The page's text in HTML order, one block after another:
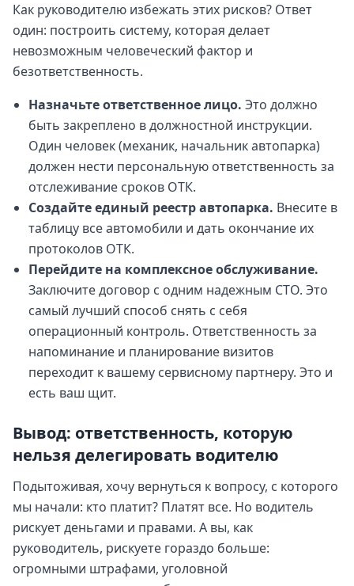
Как руководителю избежать этих рисков? Ответ
один: построить систему, которая делает
невозможным человеческий фактор и
безответственность.
Назначьте ответственное лицо. Это должно
быть закреплено в должностной инструкции.
Один человек (механик, начальник автопарка)
должен нести персональную ответственность за
отслеживание сроков ОТК.
Создайте единый реестр автопарка. Внесите в
таблицу все автомобили и дать окончание их
протоколов ОТК.
Перейдите на комплексное обслуживание.
Заключите договор с одним надежным СТО. Это
самый лучший способ снять с себя
операционный контроль. Ответственность за
напоминание и планирование визитов
переходит к вашему сервисному партнеру. Это и
есть ваш щит.
Вывод: ответственность, которую
нельзя делегировать водителю
Подытоживая, хочу вернуться к вопросу, с которого
мы начали: кто платит? Платят все. Но водитель
рискует деньгами и правами. А вы, как
руководитель, рискуете гораздо больше:
огромными штрафами, уголовной